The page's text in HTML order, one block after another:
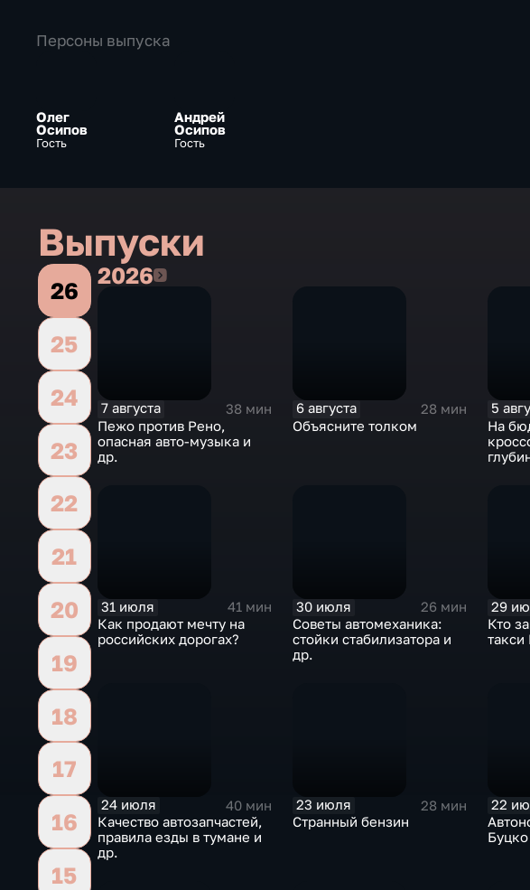
Персоны выпуска
Олег
Осипов
Гость
Андрей
Осипов
Гость
Выпуски
26
25
24
23
22
21
20
19
18
17
16
15
20262026
7 августа
38 мин
Пежо против Рено,
опасная авто-музыка и
др.
6 августа
28 мин
Объясните толком
5
На
31 июля
41 мин
Как продают мечту на
российских дорогах?
30 июля
26 мин
Советы автомеханика:
стойки стабилизатора и
др.
29
Кто
такси
24 июля
40 мин
Качество автозапчастей,
правила езды в тумане и
др.
23 июля
28 мин
Странный бензин
22
Буцко